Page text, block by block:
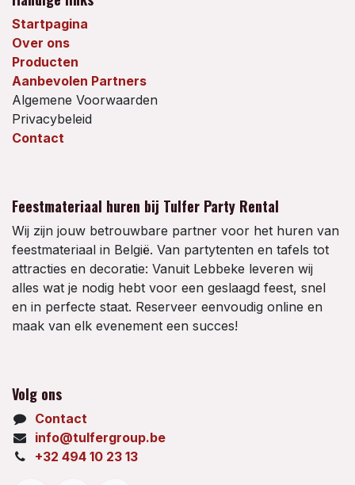
Startpagina
Over ons
Producten
Aanbevolen Partners
Algemene Voorwaarden
Privacybeleid
Contact
Feestmateriaal huren bij Tulfer Party Rental
Wij zijn jouw betrouwbare partner voor het huren van
feestmateriaal in België. Van partytenten en tafels tot
attracties en decoratie: Vanuit Lebbeke leveren wij
alles wat je nodig hebt voor een geslaagd feest, snel
en in perfecte staat. Reserveer eenvoudig online en
maak van elk evenement een succes!
Volg ons
Contact
info@tulfergroup.be
+32 494 10 23 13